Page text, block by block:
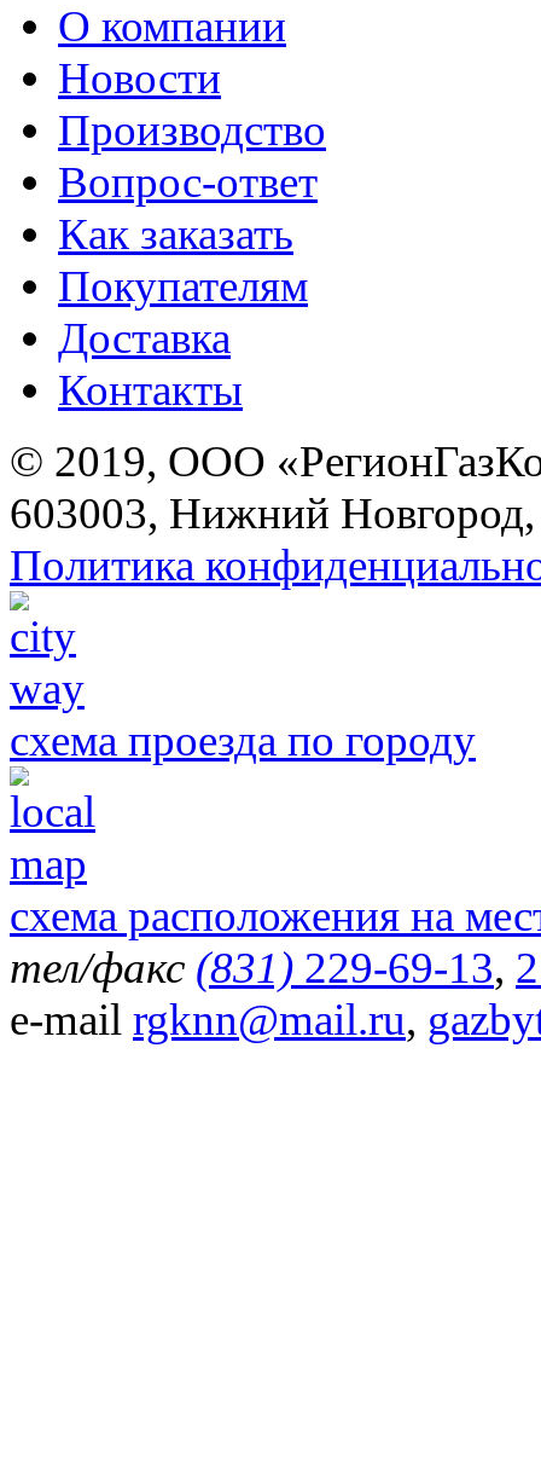
О компании
Новости
Производство
Вопрос-ответ
Как заказать
Покупателям
Доставка
Контакты
© 2019, ООО
603003, Нижний
Политика
схема проезда по городу
схема расположения на
тел/факс (831) 229-69-13,
e-mail rgknn@mail.ru,